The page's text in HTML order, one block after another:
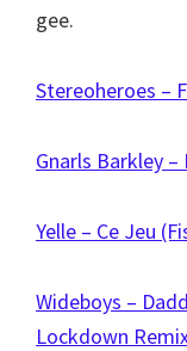
gee.
Stereoheroes –
Gnarls Barkley –
Yelle – Ce Jeu
Wideboys –
Lockdown